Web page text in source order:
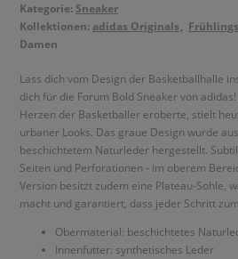
Kategorie: Sneaker
Kollektionen: adidas Originals
Damen
Lass dich vom Design der Basketballhalle
dich für die Forum Bold Sneaker von
Herzen der Basketballer eroberte, stielt
urbaner Looks. Das graue Design wurde
beschichtetem Naturleder hergestellt.
Seiten und Perforationen - im oberem
Version besitzt zudem eine Plateau-Sohle,
macht und garantiert, dass jeder Schritt
Obermaterial: beschichtetes
Innenfutter: synthetisches Leder